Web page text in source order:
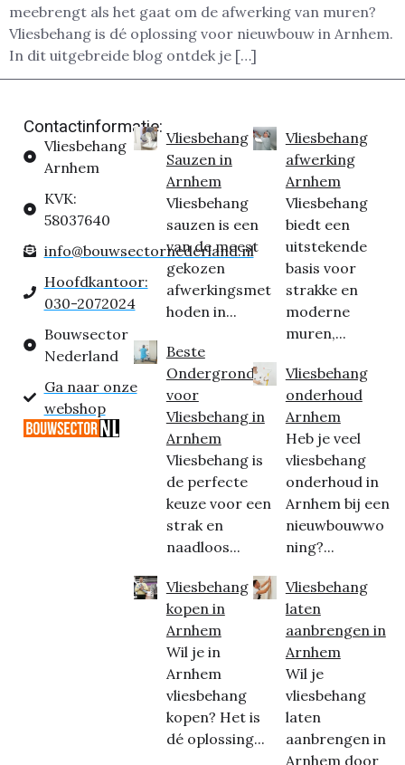
meebrengt als het gaat om de afwerking van muren?
Vliesbehang is dé oplossing voor nieuwbouw in Arnhem.
In dit uitgebreide blog ontdek je […]
Contactinformatie:
Vliesbehang
Arnhem
KVK:
58037640
info@bouwsectornederland.nl
Hoofdkantoor:
030-2072024
Bouwsector
Nederland
Ga naar onze
webshop
Vliesbehang
Sauzen in
Arnhem
Vliesbehang
sauzen is een
van de meest
gekozen
afwerkingsmet
hoden in...
Beste
Ondergrond
voor
Vliesbehang in
Arnhem
Vliesbehang is
de perfecte
keuze voor een
strak en
naadloos...
Vliesbehang
kopen in
Arnhem
Wil je in
Arnhem
vliesbehang
kopen? Het is
dé oplossing...
Vliesbehang
afwerking
Arnhem
Vliesbehang
biedt een
uitstekende
basis voor
strakke en
moderne
muren,...
Vliesbehang
onderhoud
Arnhem
Heb je veel
vliesbehang
onderhoud in
Arnhem bij een
nieuwbouwwo
ning?...
Vliesbehang
laten
aanbrengen in
Arnhem
Wil je
vliesbehang
laten
aanbrengen in
Arnhem door